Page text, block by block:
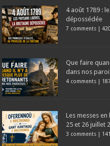
4 août 1789 :
dépossédée
7 comments |
Que faire
dans nos
4 comments
Les messes
25 et 26 juillet
3 comments